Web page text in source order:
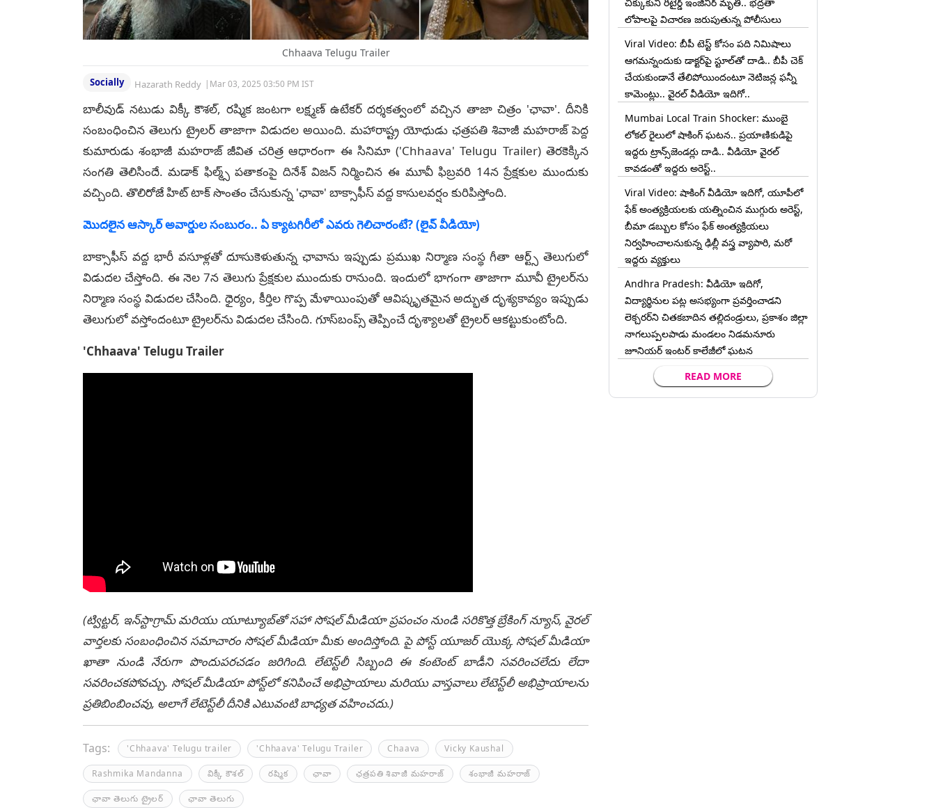
Chhaava Telugu Trailer
Socially Hazarath Reddy | Mar 03, 2025 03:50 PM IST
బాలీవుడ్ న‌టుడు విక్కీ కౌశల్, ర‌ష్మిక జంట‌గా ల‌క్ష్మ‌ణ్ ఉటేక‌ర్ ద‌ర్శ‌క‌త్వంలో వ‌చ్చిన‌ తాజా చిత్రం 'ఛావా'. దీనికి
సంబంధించిన తెలుగు ట్రైలర్ తాజాగా విడుదల అయింది. మహారాష్ట్ర యోధుడు ఛత్రపతి శివాజీ మహరాజ్ పెద్ద‌
కుమారుడు శంభాజీ మహరాజ్‌ జీవిత చరిత్ర ఆధారంగా ఈ సినిమా ('Chhaava' Telugu Trailer) తెర‌కెక్కిన
సంగ‌తి తెలిసిందే. మడాక్‌ ఫిల్మ్స్‌ పతాకంపై దినేశ్‌ విజన్ నిర్మించిన ఈ మూవీ ఫిబ్ర‌వ‌రి 14న ప్రేక్ష‌కుల ముందుకు
వ‌చ్చింది. తొలిరోజే హిట్ టాక్ సొంతం చేసుకున్న‌ 'ఛావా' బాక్సాఫీస్ వ‌ద్ద కాసులవ‌ర్షం కురిపిస్తోంది.
మొదలైన ఆస్కార్ అవార్డుల సంబురం.. ఏ క్యాటగిరీలో ఎవరు గెలిచారంటే? (లైవ్ వీడియో)
బాక్సాఫీస్ వ‌ద్ద భారీ వ‌సూళ్ల‌తో దూసుకెళుతున్న ఛావాను ఇప్పుడు ప్ర‌ముఖ నిర్మాణ సంస్థ గీతా ఆర్ట్స్‌ తెలుగులో
విడుద‌ల చేస్తోంది. ఈ నెల‌ 7న తెలుగు ప్రేక్ష‌కుల ముందుకు రానుంది. ఇందులో భాగంగా తాజాగా మూవీ ట్రైల‌ర్‌ను
నిర్మాణ సంస్థ విడుద‌ల చేసింది. ధైర్యం, కీర్తిల గొప్ప మేళాయింపుతో ఆవిష్కృత‌మైన అద్భుత‌ దృశ్యకావ్యం ఇప్పుడు
తెలుగులో వ‌స్తోందంటూ ట్రైల‌ర్‌ను విడుద‌ల చేసింది. గూస్‌బంప్స్‌ తెప్పించే దృశ్యాల‌తో ట్రైల‌ర్ ఆక‌ట్టుకుంటోంది.
'Chhaava' Telugu Trailer
(ట్విట్టర్, ఇన్‌స్టాగ్రామ్ మరియు యూట్యూబ్‌తో సహా సోషల్ మీడియా ప్రపంచం నుండి సరికొత్త బ్రేకింగ్ న్యూస్, వైరల్
వార్తలకు సంబంధించిన సమాచారం సోషల్ మీడియా మీకు అందిస్తోంది. పై పోస్ట్ యూజర్ యొక్క సోషల్ మీడియా
ఖాతా నుండి నేరుగా పొందుపరచడం జరిగింది. లేటెస్ట్‌లీ సిబ్బంది ఈ కంటెంట్ బాడీని సవరించలేదు లేదా
సవరించకపోవచ్చు. సోషల్ మీడియా పోస్ట్‌లో కనిపించే అభిప్రాయాలు మరియు వాస్తవాలు లేటెస్ట్‌లీ అభిప్రాయాలను
ప్రతిబింబించవు, అలాగే లేటెస్ట్‌లీ దీనికి ఎటువంటి బాధ్యత వహించదు.)
Tags: 'Chhaava' Telugu trailer 'Chhaava' Telugu Trailer Chaava Vicky Kaushal
Rashmika Mandanna విక్కీ కౌశల్ ర‌ష్మిక ఛావా ఛత్రపతి శివాజీ మహరాజ్ శంభాజీ మహరాజ్‌
ఛావా తెలుగు ట్రైలర్ ఛావా తెలుగు
లోపాలపై విచారణ జరుపుతున్న పోలీసులు
Viral Video: బీపీ టెస్ట్‌ కోసం పది నిమిషాలు
ఆగమన్నందుకు డాక్టర్‌పై స్టూల్‌తో దాడి.. బీపీ చెక్
చేయకుండానే తేలిపోయిందంటూ నెటిజన్ల ఫన్నీ
కామెంట్లు.. వైరల్ వీడియో ఇదిగో..
Mumbai Local Train Shocker: ముంబై
లోకల్ రైలులో షాకింగ్ ఘటన.. ప్రయాణికుడిపై
ఇద్దరు ట్రాన్స్‌జెండర్లు దాడి.. వీడియో వైరల్
కావడంతో ఇద్దరు అరెస్ట్..
Viral Video: షాకింగ్ వీడియో ఇదిగో, యూపీలో
ఫేక్ అంత్యక్రియలకు యత్నించిన ముగ్గురు అరెస్ట్,
బీమా డబ్బుల కోసం ఫేక్ అంత్యక్రియలు
నిర్వహించాలనుకున్న ఢిల్లీ వస్త్ర వ్యాపారి, మరో
ఇద్దరు వ్యక్తులు
Andhra Pradesh: వీడియో ఇదిగో,
విద్యార్థినుల పట్ల అసభ్యంగా ప్రవర్తించాడని
లెక్చ‌ర‌ర్‌ని చిత‌క‌బాదిన త‌ల్లిదండ్రులు, ప్రకాశం జిల్లా
నాగలుప్పలపాడు మండలం నిడమనూరు
జూనియర్ ఇంటర్ కాలేజీలో ఘటన
READ MORE